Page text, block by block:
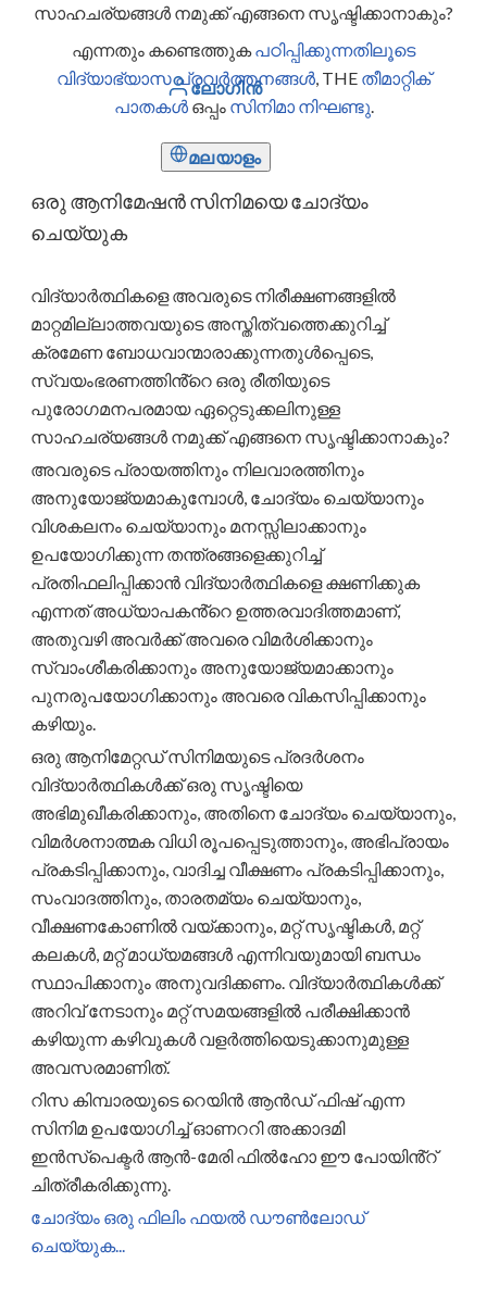
ലോഗിൻ
മലയാളം
സാഹചര്യങ്ങൾ നമുക്ക് എങ്ങനെ സൃഷ്ടിക്കാനാകും?
എന്നതും കണ്ടെത്തുക പഠിപ്പിക്കുന്നതിലൂടെ
വിദ്യാഭ്യാസ പ്രവർത്തനങ്ങൾ , THE തീമാറ്റിക്
പാതകൾ ഒപ്പം സിനിമാ നിഘണ്ടു
ഒരു ആനിമേഷൻ സിനിമയെ ചോദ്യം
ചെയ്യുക
വിദ്യാർത്ഥികളെ അവരുടെ നിരീക്ഷണങ്ങളിൽ
മാറ്റമില്ലാത്തവയുടെ അസ്തിത്വത്തെക്കുറിച്ച്
ക്രമേണ ബോധവാന്മാരാക്കുന്നതുൾപ്പെടെ,
സ്വയംഭരണത്തിൻ്റെ ഒരു രീതിയുടെ
പുരോഗമനപരമായ ഏറ്റെടുക്കലിനുള്ള
സാഹചര്യങ്ങൾ നമുക്ക് എങ്ങനെ സൃഷ്ടിക്കാനാകും?
അവരുടെ പ്രായത്തിനും നിലവാരത്തിനും
അനുയോജ്യമാകുമ്പോൾ, ചോദ്യം ചെയ്യാനും
വിശകലനം ചെയ്യാനും മനസ്സിലാക്കാനും
ഉപയോഗിക്കുന്ന തന്ത്രങ്ങളെക്കുറിച്ച്
പ്രതിഫലിപ്പിക്കാൻ വിദ്യാർത്ഥികളെ ക്ഷണിക്കുക
എന്നത് അധ്യാപകൻ്റെ ഉത്തരവാദിത്തമാണ്,
അതുവഴി അവർക്ക് അവരെ വിമർശിക്കാനും
സ്വാംശീകരിക്കാനും അനുയോജ്യമാക്കാനും
പുനരുപയോഗിക്കാനും അവരെ വികസിപ്പിക്കാനും
കഴിയും.
ഒരു ആനിമേറ്റഡ് സിനിമയുടെ പ്രദർശനം
വിദ്യാർത്ഥികൾക്ക് ഒരു സൃഷ്ടിയെ
അഭിമുഖീകരിക്കാനും, അതിനെ ചോദ്യം ചെയ്യാനും,
വിമർശനാത്മക വിധി രൂപപ്പെടുത്താനും, അഭിപ്രായം
പ്രകടിപ്പിക്കാനും, വാദിച്ച വീക്ഷണം പ്രകടിപ്പിക്കാനും,
സംവാദത്തിനും, താരതമ്യം ചെയ്യാനും,
വീക്ഷണകോണിൽ വയ്ക്കാനും, മറ്റ് സൃഷ്ടികൾ, മറ്റ്
കലകൾ, മറ്റ് മാധ്യമങ്ങൾ എന്നിവയുമായി ബന്ധം
സ്ഥാപിക്കാനും അനുവദിക്കണം. വിദ്യാർത്ഥികൾക്ക്
അറിവ് നേടാനും മറ്റ് സമയങ്ങളിൽ പരീക്ഷിക്കാൻ
കഴിയുന്ന കഴിവുകൾ വളർത്തിയെടുക്കാനുമുള്ള
അവസരമാണിത്.
റിസ കിമ്പാരയുടെ റെയിൻ ആൻഡ് ഫിഷ് എന്ന
സിനിമ ഉപയോഗിച്ച് ഓണററി അക്കാദമി
ഇൻസ്പെക്ടർ ആൻ-മേരി ഫിൽഹോ ഈ പോയിൻ്റ്
ചിത്രീകരിക്കുന്നു.
ചോദ്യം ഒരു ഫിലിം ഫയൽ ഡൗൺലോഡ്
ചെയ്യുക...